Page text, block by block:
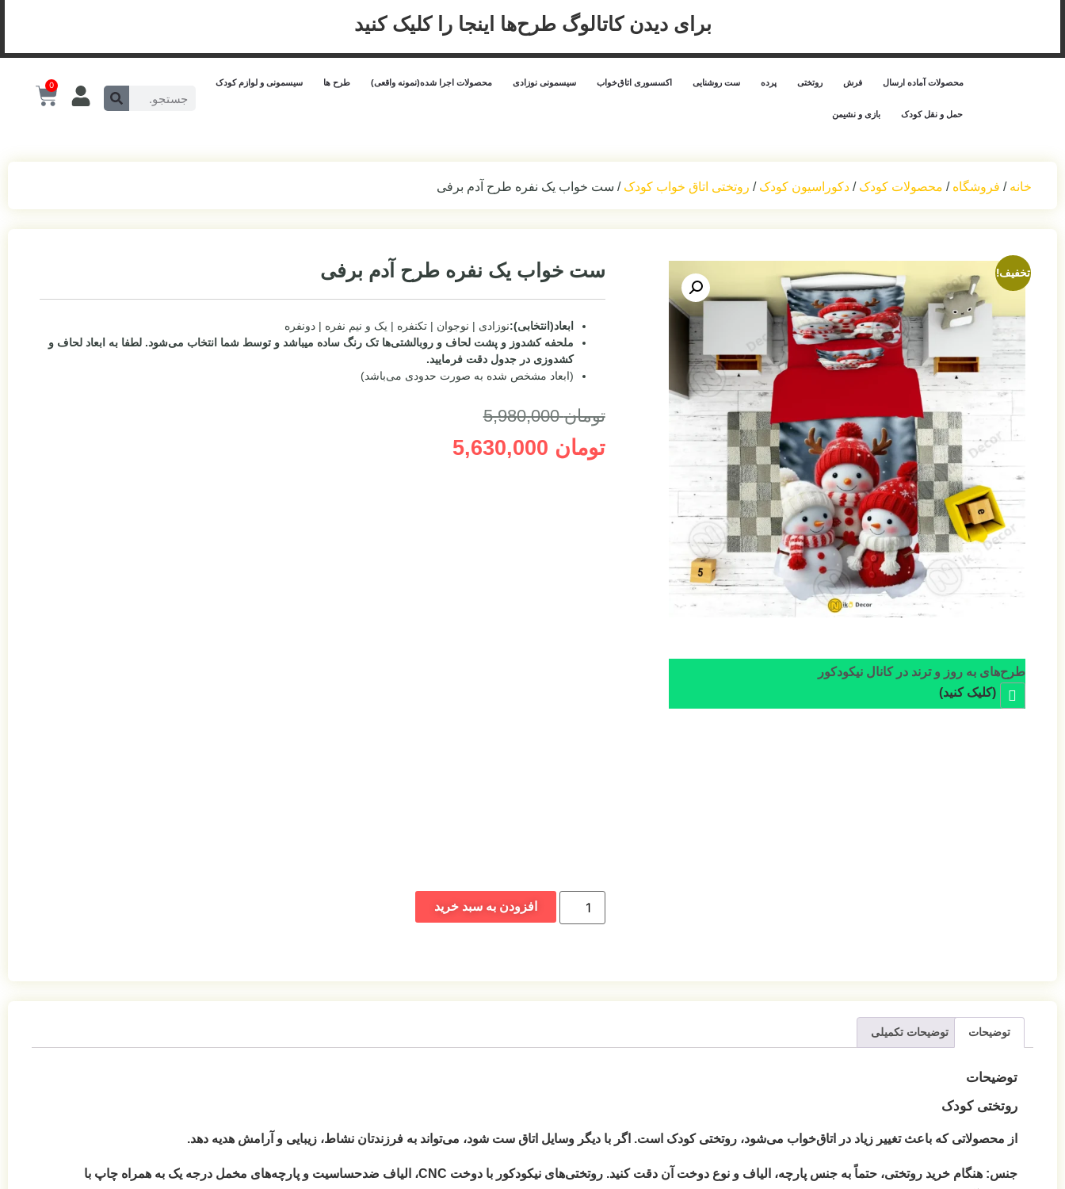
برای دیدن کاتالوگ طرح‌ها اینجا را کلیک کنید
محصولات آماده ارسال فرش روتختی پرده ست روشنایی اکسسوری اتاق‌خواب سیسمونی نوزادی محصولات اجرا شده(نمونه واقعی) طرح ها سیسمونی و لوازم کودک
حمل‌ و نقل کودک بازی و نشیمن
0
خانه / فروشگاه / محصولات کودک / دکوراسیون کودک / روتختی اتاق خواب کودک / ست خواب یک نفره طرح آدم برفی
تخفیف!
طرح‌های به روز و ترند در کانال نیکودکور
(کلیک کنید)
ست خواب یک نفره طرح آدم برفی
ابعاد(انتخابی):نوزادی | نوجوان | تکنفره | یک و نیم نفره | دونفره
ملحفه کشدوز و پشت لحاف و روبالشتی‌ها تک رنگ ساده میباشد و توسط شما انتخاب می‌شود. لطفا به ابعاد لحاف و
کشدوزی در جدول دقت فرمایید.
(ابعاد مشخص شده به صورت حدودی می‌باشد)
تومان5,980,000
تومان
افزودن به سبد خرید
توضیحات توضیحات تکمیلی
توضیحات
روتختی کودک
از محصولاتی که باعث تغییر زیاد در اتاق‌خواب می‌شود، روتختی کودک است. اگر با دیگر وسایل اتاق ست شود، می‌تواند به فرزندتان نشاط، زیبایی و آرامش هدیه دهد.
جنس:
هنگام خرید روتختی، حتماً به جنس پارچه، الیاف و نوع دوخت آن دقت کنید. روتختی‌های نیکودکور با دوخت CNC، الیاف ضدحساسیت و پارچه‌های مخمل درجه یک به همراه چاپ با